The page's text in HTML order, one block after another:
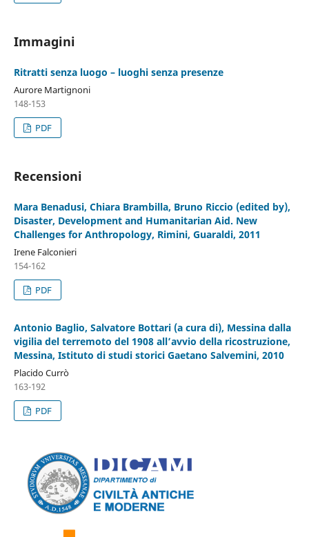
Immagini
Ritratti senza luogo – luoghi senza presenze
Aurore Martignoni
148-153
PDF
Recensioni
Mara Benadusi, Chiara Brambilla, Bruno Riccio (edited by),
Disaster, Development and Humanitarian Aid. New
Challenges for Anthropology, Rimini, Guaraldi, 2011
Irene Falconieri
154-162
PDF
Antonio Baglio, Salvatore Bottari (a cura di), Messina dalla
vigilia del terremoto del 1908 all’avvio della ricostruzione,
Messina, Istituto di studi storici Gaetano Salvemini, 2010
Placido Currò
163-192
PDF